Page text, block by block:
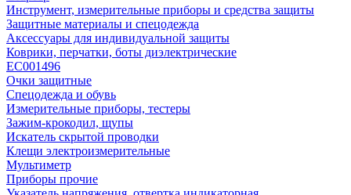
Инструмент, измерительные приборы и средства защиты
Защитные материалы и спецодежда
Аксессуары для индивидуальной защиты
Коврики, перчатки, боты диэлектрические
EC001496
Очки защитные
Спецодежда и обувь
Измерительные приборы, тестеры
Зажим-крокодил, щупы
Искатель скрытой проводки
Клещи электроизмерительные
Мультиметр
Приборы прочие